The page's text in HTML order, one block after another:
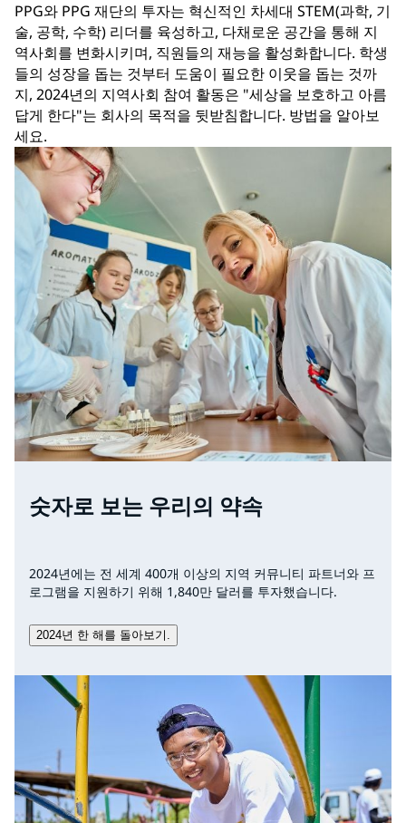
PPG와 PPG 재단의 투자는 혁신적인 차세대 STEM(과학, 기
술, 공학, 수학) 리더를 육성하고, 다채로운 공간을 통해 지
역사회를 변화시키며, 직원들의 재능을 활성화합니다. 학생
들의 성장을 돕는 것부터 도움이 필요한 이웃을 돕는 것까
지, 2024년의 지역사회 참여 활동은 "세상을 보호하고 아름
답게 한다"는 회사의 목적을 뒷받침합니다. 방법을 알아보
세요.
숫자로 보는 우리의 약속
2024년에는 전 세계 400개 이상의 지역 커뮤니티 파트너와 프
로그램을 지원하기 위해 1,840만 달러를 투자했습니다.
2024년 한 해를 돌아보기.